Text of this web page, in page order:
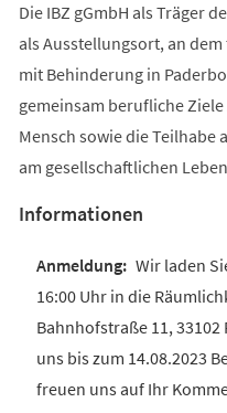
Die IBZ gGmbH als Träger
als Ausstellungsort, an
mit Behinderung in
gemeinsam berufliche
Mensch sowie die Teilhabe
am gesellschaftlichen
Informationen
Wir laden
16:00 Uhr in die
Bahnhofstraße 11,
uns bis zum 14.08.2023
freuen uns auf Ihr